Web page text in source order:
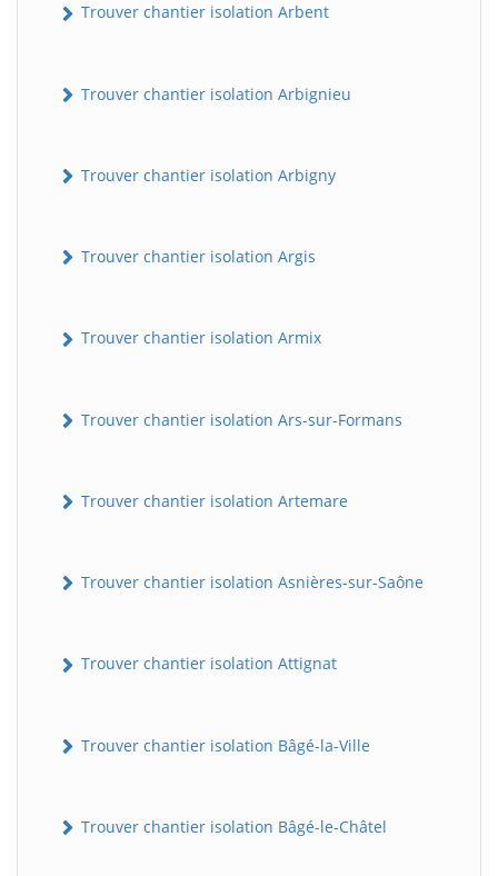
Trouver chantier isolation Arbent
Trouver chantier isolation Arbignieu
Trouver chantier isolation Arbigny
Trouver chantier isolation Argis
Trouver chantier isolation Armix
Trouver chantier isolation Ars-sur-Formans
Trouver chantier isolation Artemare
Trouver chantier isolation Asnières-sur-Saône
Trouver chantier isolation Attignat
Trouver chantier isolation Bâgé-la-Ville
Trouver chantier isolation Bâgé-le-Châtel